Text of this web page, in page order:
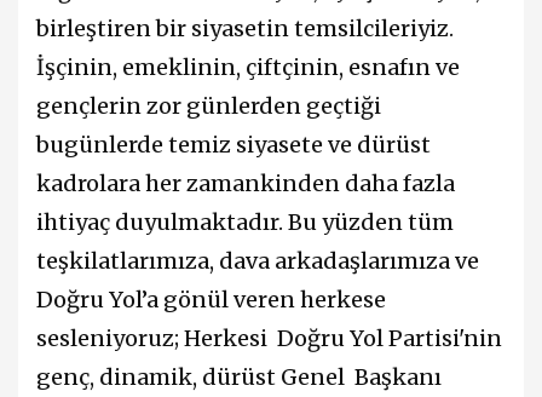
birleştiren bir siyasetin temsilcileriyiz.
İşçinin, emeklinin, çiftçinin, esnafın ve
gençlerin zor günlerden geçtiği
bugünlerde temiz siyasete ve dürüst
kadrolara her zamankinden daha fazla
ihtiyaç duyulmaktadır. Bu yüzden tüm
teşkilatlarımıza, dava arkadaşlarımıza ve
Doğru Yol’a gönül veren herkese
sesleniyoruz; Herkesi Doğru Yol Partisi'nin
genç, dinamik, dürüst Genel Başkanı